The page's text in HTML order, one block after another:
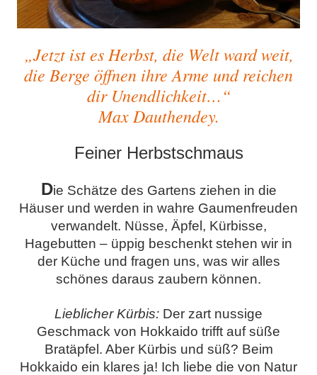
„Jetzt ist es Herbst, die Welt ward weit,
die Berge öffnen ihre Arme und reichen
dir Unendlichkeit…“
Max Dauthendey.
Feiner Herbstschmaus
Die Schätze des Gartens ziehen in die
Häuser und werden in wahre Gaumenfreuden
verwandelt. Nüsse, Äpfel, Kürbisse,
Hagebutten – üppig beschenkt stehen wir in
der Küche und fragen uns, was wir alles
schönes daraus zaubern können.
Lieblicher Kürbis: Der zart nussige
Geschmack von Hokkaido trifft auf süße
Bratäpfel. Aber Kürbis und süß? Beim
Hokkaido ein klares ja! Ich liebe die von Natur